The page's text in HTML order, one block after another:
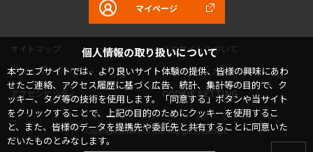
個人情報の取り扱いについて
本ウェブサイトでは、より良いサイト体験の提供、皆様の興味にあわ
せたご連絡、アクセス履歴に基づく広告、統計、集計等の目的で、ク
ッキー、タグ等の技術を使用します。「同意する」ボタンや当サイト
をクリックすることで、上記の目的のためにクッキーを使用するこ
と、また、皆様のデータを提携先や委託先と共有することに同意いた
だいたものとみなします。
マイページ
サイトマップ
このサイトについて
プライバシーポリシー
コミュニティガイドライン
アクセシビリティ
COOKIE SETTING
Copyright © MAX Co.,Ltd. All rights reserved.